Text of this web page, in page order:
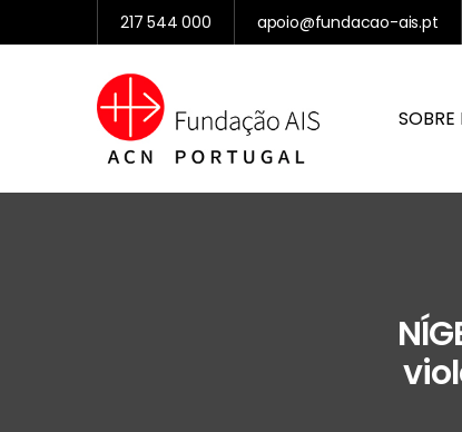
217 544 000 apoio@fundacao-ais.pt
SOBRE